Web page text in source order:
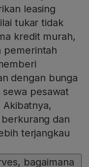
leasing
tukar tidak
kredit murah,
pemerintah
dengan bunga
pesawat
dan
terjangkau
bagaimana